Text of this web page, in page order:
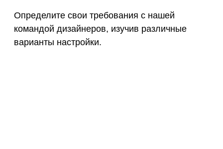
Определите свои требования с нашей
командой дизайнеров, изучив различные
варианты настройки.